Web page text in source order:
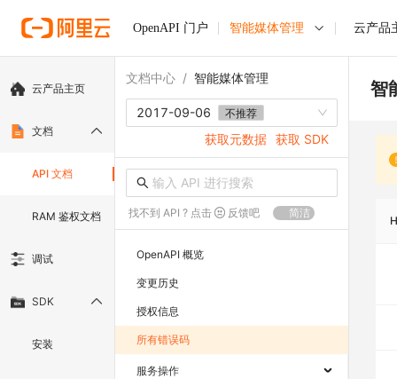
OpenAPI 门户 智能媒体管理 云产品
云产品主页
文档
API 文档
RAM 鉴权文档
调试
SDK
安装
文档中心 / 智能媒体管理
2017-09-06 不推荐
获取元数据 获取 SDK
找不到 API ? 点击 反馈吧 简洁
OpenAPI 概览
变更历史
授权信息
所有错误码
服务操作
智